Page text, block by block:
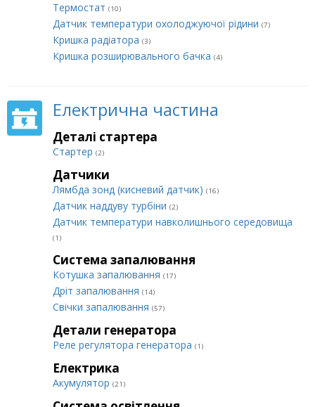
Термостат (10)
Датчик температури охолоджуючої рідини (7)
Кришка радіатора (3)
Кришка розширювального бачка (4)
Електрична частина
Деталі стартера
Стартер (2)
Датчики
Лямбда зонд (кисневий датчик) (16)
Датчик наддуву турбіни (2)
Датчик температури навколишнього середовища
(1)
Система запалювання
Котушка запалювання (17)
Дріт запалювання (14)
Свічки запалювання (57)
Детали генератора
Реле регулятора генератора (1)
Електрика
Акумулятор (21)